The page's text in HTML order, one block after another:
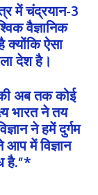
में चंद्रयान-3
वैज्ञानिक
क्योंकि ऐसा
देश है।
अब तक कोई
भारत ने तय
ने हमें दुर्गम
में विज्ञान
है.”*